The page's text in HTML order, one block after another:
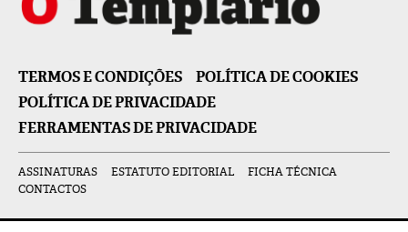
TERMOS E CONDIÇÕES
POLÍTICA DE COOKIES
POLÍTICA DE PRIVACIDADE
FERRAMENTAS DE PRIVACIDADE
ASSINATURAS ESTATUTO EDITORIAL
FICHA TÉCNICA
CONTACTOS